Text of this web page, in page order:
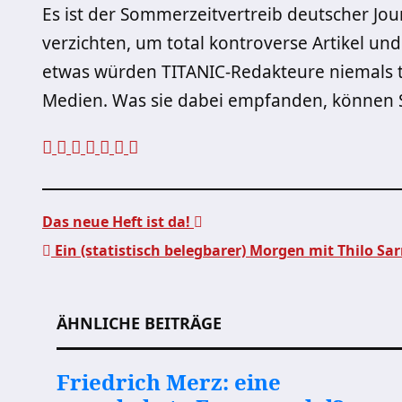
Es ist der Sommerzeitvertreib deutscher
verzichten, um total kontroverse Artikel
etwas würden TITANIC-Redakteure
Medien. Was sie dabei empfanden, können
Das neue Heft ist da!
Ein (statistisch belegbarer) Morgen mit Thilo
ÄHNLICHE BEITRÄGE
Friedrich Merz: eine